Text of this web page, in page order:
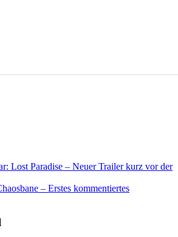
Lost Paradise – Neuer Trailer kurz vor der
– Erstes kommentiertes